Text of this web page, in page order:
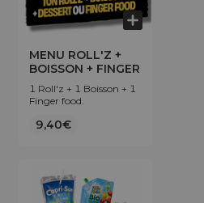
MENU ROLL'Z +
BOISSON + FINGER
1 Roll'z + 1 Boisson + 1
Finger food.
9,40€